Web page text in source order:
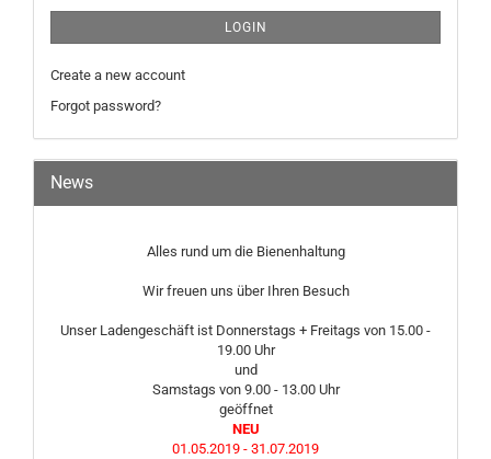
LOGIN
Create a new account
Forgot password?
News
Alles rund um die Bienenhaltung
Wir freuen uns über Ihren Besuch
Unser Ladengeschäft ist Donnerstags + Freitags von 15.00 -
19.00 Uhr
und
Samstags von 9.00 - 13.00 Uhr
geöffnet
NEU
01.05.2019 - 31.07.2019